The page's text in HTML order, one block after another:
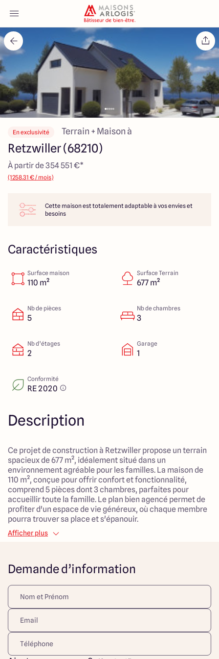
Accueil
Nos maisons
Nos annonces
Votre projet
Qui sommes-nous
Maisons ARLOGIS Alsace
Sélestat
Strasbourg
En exclusivité Terrain + Maison à
Retzwiller (68210)
À partir de 354 551 €*
(1258.31 € / mois)
Cette maison est totalement adaptable à vos envies et
besoins
Caractéristiques
Surface maison
110 m²
Surface Terrain
677 m²
Nb de pièces
5
Nb de chambres
3
Nb d’étages
2
Garage
1
Conformité
RE 2020
Description
Ce projet de construction à Retzwiller propose un terrain
spacieux de 677 m², idéalement situé dans un
environnement agréable pour les familles. La maison de
110 m², conçue pour offrir confort et fonctionnalité,
comprend 5 pièces dont 3 chambres, parfaites pour
accueillir toute la famille. Le plan bien agencé permet de
profiter d'un espace de vie généreux, où chaque membre
pourra trouver sa place et s'épanouir.
L'emplacement offre un cadre de vie serein, propice à
est pensée pour optimiser les espaces extérieurs,
famille ou entre amis. Ce projet correspond à vos attentes
de confort et de praticité, faisant de cette maison un
véritable foyer.
Découvrez toutes nos offres et réalisations ARLOGIS sur
notre site Internet. Visuel d'illustration. Le modèle est
totalement adaptable à vos envies et besoins et
personnalisable grâce à de nombreuses options de
Afficher plus
Demande d’information